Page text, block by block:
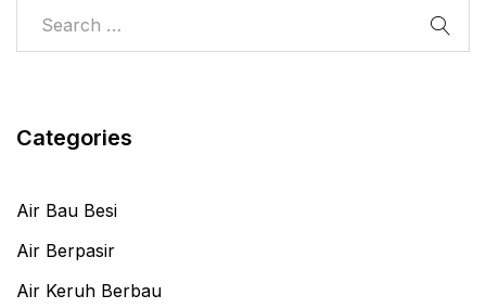
Categories
Air Bau Besi
Air Berpasir
Air Keruh Berbau